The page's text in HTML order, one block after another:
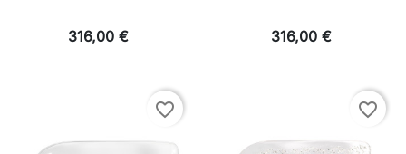
316,00 € 316,00 €
favorite_border favorite_border